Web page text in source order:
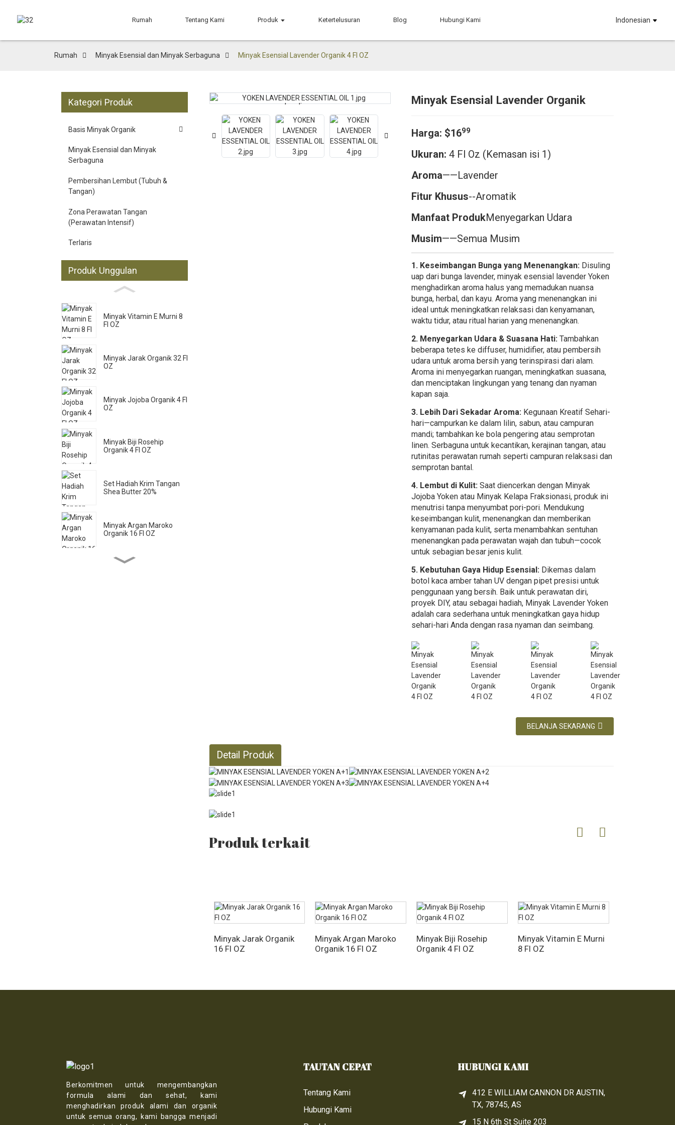
Rumah Tentang Kami Produk Ketertelusuran Blog Hubungi Kami Indonesian
Rumah Minyak Esensial dan Minyak Serbaguna Minyak Esensial Lavender Organik 4 Fl OZ
Kategori Produk
Basis Minyak Organik
Minyak Esensial dan Minyak
Serbaguna
Pembersihan Lembut (Tubuh &
Tangan)
Zona Perawatan Tangan
(Perawatan Intensif)
Terlaris
Produk Unggulan
Minyak Vitamin E Murni 8
Fl OZ
Minyak Jarak Organik 32 Fl
OZ
Minyak Jojoba Organik 4 Fl
OZ
Minyak Biji Rosehip
Organik 4 Fl OZ
Set Hadiah Krim Tangan
Shea Butter 20%
Minyak Argan Maroko
Organik 16 Fl OZ
Loading...
Loading... Loading...
Loading... Loading...
Loading...
Minyak Esensial Lavender Organik
Harga: $1699
Ukuran: 4 Fl Oz (Kemasan isi 1)
Aroma——Lavender
Fitur Khusus--Aromatik
Manfaat ProdukMenyegarkan Udara
Musim——Semua Musim
1. Keseimbangan Bunga yang Menenangkan: Disuling
uap dari bunga lavender, minyak esensial lavender Yoken
menghadirkan aroma halus yang memadukan nuansa
bunga, herbal, dan kayu. Aroma yang menenangkan ini
ideal untuk meningkatkan relaksasi dan kenyamanan,
waktu tidur, atau ritual harian yang menenangkan.
2. Menyegarkan Udara & Suasana Hati: Tambahkan
beberapa tetes ke diffuser, humidifier, atau pembersih
udara untuk aroma bersih yang terinspirasi dari alam.
Aroma ini menyegarkan ruangan, meningkatkan suasana,
dan menciptakan lingkungan yang tenang dan nyaman
kapan saja.
3. Lebih Dari Sekadar Aroma: Kegunaan Kreatif Sehari-
hari—campurkan ke dalam lilin, sabun, atau campuran
mandi; tambahkan ke bola pengering atau semprotan
linen. Serbaguna untuk kecantikan, kerajinan tangan, atau
rutinitas perawatan rumah seperti campuran relaksasi dan
semprotan bantal.
4. Lembut di Kulit: Saat diencerkan dengan Minyak
Jojoba Yoken atau Minyak Kelapa Fraksionasi, produk ini
menutrisi tanpa menyumbat pori-pori. Mendukung
keseimbangan kulit, menenangkan dan memberikan
kenyamanan pada kulit, serta menambahkan sentuhan
menenangkan pada perawatan wajah dan tubuh—cocok
untuk sebagian besar jenis kulit.
5. Kebutuhan Gaya Hidup Esensial: Dikemas dalam
botol kaca amber tahan UV dengan pipet presisi untuk
penggunaan yang bersih. Baik untuk perawatan diri,
proyek DIY, atau sebagai hadiah, Minyak Lavender Yoken
adalah cara sederhana untuk meningkatkan gaya hidup
sehari-hari Anda dengan rasa nyaman dan seimbang.
BELANJA SEKARANG
Detail Produk
Produk terkait
Minyak Jarak Organik
16 Fl OZ
Minyak Argan Maroko
Organik 16 Fl OZ
Minyak Biji Rosehip
Organik 4 Fl OZ
Minyak Vitamin E Murni
8 Fl OZ
Berkomitmen untuk mengembangkan
formula alami dan sehat, kami
menghadirkan produk alami dan organik
untuk semua orang, kami bangga menjadi
TAUTAN CEPAT
Tentang Kami
Hubungi Kami
HUBUNGI KAMI
412 E WILLIAM CANNON DR AUSTIN,
TX, 78745, AS
15 N 6th St Suite 203